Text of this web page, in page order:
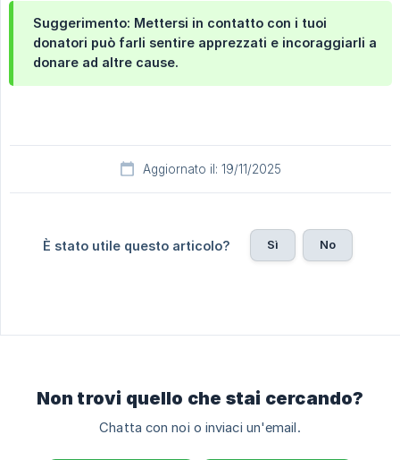
Suggerimento: Mettersi in contatto con i tuoi
donatori può farli sentire apprezzati e incoraggiarli a
donare ad altre cause.
Aggiornato il: 19/11/2025
È stato utile questo articolo? Sì No
Non trovi quello che stai cercando?
Chatta con noi o inviaci un'email.